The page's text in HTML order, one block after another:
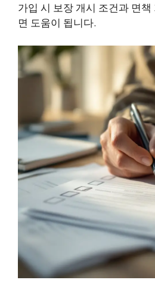
가입 시 보장 개시 조건과 면
면 도움이 됩니다.